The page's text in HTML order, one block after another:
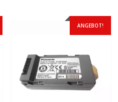
ANGEBOT!